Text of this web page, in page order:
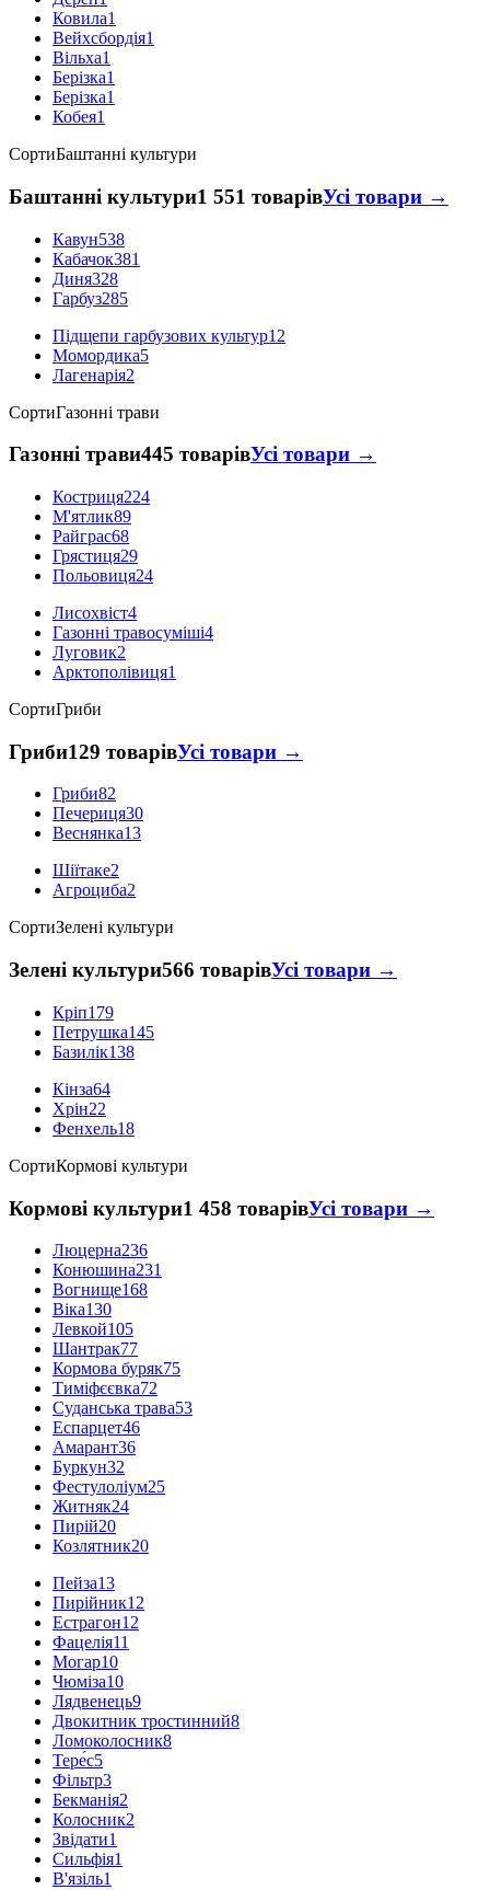
Ковила1
Вейхсбордія1
Вільха1
Берізка1
Берізка1
Кобея1
СортиБаштанні культури
Баштанні культури1 551 товарівУсі товари →
Кавун538
Кабачок381
Диня328
Гарбуз285
Підщепи гарбузових культур12
Момордика5
Лагенарія2
СортиГазонні трави
Газонні трави445 товарівУсі товари →
Костриця224
М'ятлик89
Райграс68
Грястиця29
Польовиця24
Лисохвіст4
Газонні травосуміші4
Луговик2
Арктополівиця1
СортиГриби
Гриби129 товарівУсі товари →
Гриби82
Печериця30
Веснянка13
Шіїтаке2
Агроциба2
СортиЗелені культури
Зелені культури566 товарівУсі товари →
Кріп179
Петрушка145
Базилік138
Кінза64
Хрін22
Фенхель18
СортиКормові культури
Кормові культури1 458 товарівУсі товари →
Люцерна236
Конюшина231
Вогнище168
Віка130
Левкой105
Шантрак77
Кормова буряк75
Тиміфєєвка72
Суданська трава53
Еспарцет46
Амарант36
Буркун32
Фестулоліум25
Житняк24
Пирій20
Козлятник20
Пейза13
Пирійник12
Естрагон12
Фацелія11
Могар10
Чюміза10
Лядвенець9
Двокитник тростинний8
Ломоколосник8
Тере́с5
Фільтр3
Бекманія2
Колосник2
Звідати1
Сильфія1
В'язіль1